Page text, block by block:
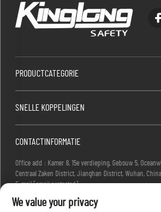
PRODUCTCATEGORIE
SNELLE KOPPELINGEN
CONTACTINFORMATIE
Office add : Kamer 8, 15e verdieping, Gebouw 5,
Centraal Zaken District, Jianghan District, Wuhan,
E-mail:[email protected]
We value your privacy